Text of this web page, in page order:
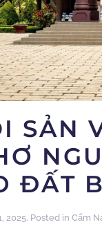
SẢN
ĐẤT
2025. Posted in Cẩm